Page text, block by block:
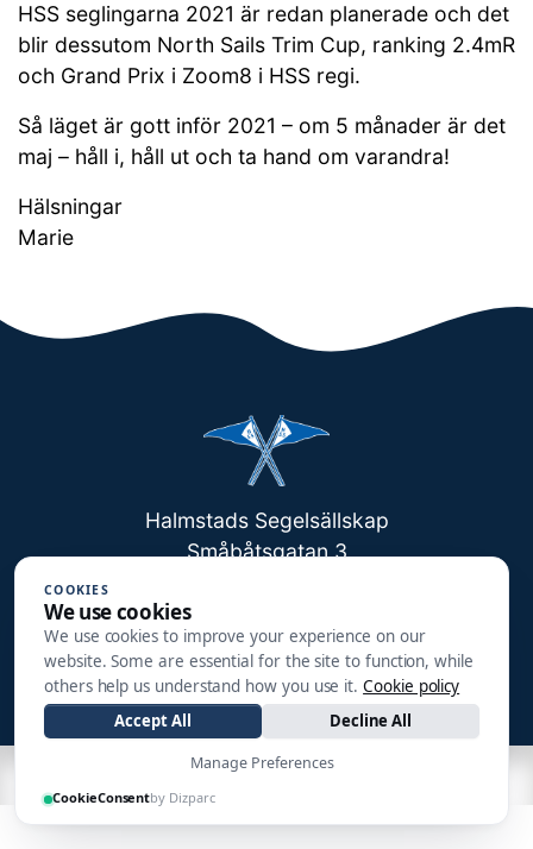
HSS seglingarna 2021 är redan planerade och det
blir dessutom North Sails Trim Cup, ranking 2.4mR
och Grand Prix i Zoom8 i HSS regi.
Så läget är gott inför 2021 – om 5 månader är det
maj – håll i, håll ut och ta hand om varandra!
Hälsningar
Marie
Halmstads Segelsällskap
Småbåtsgatan 3
info@hss1910.se
+46 760 268 795
| Made by
COOKIES
We use cookies
We use cookies to improve your experience on our
website. Some are essential for the site to function, while
others help us understand how you use it. Cookie policy
Accept All
Decline All
Manage Preferences
CookieConsentby Dizparc